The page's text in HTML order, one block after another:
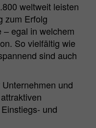
weltweit leisten
zum Erfolg
egal in welchem
So vielfältig wie
sind auch
und
und